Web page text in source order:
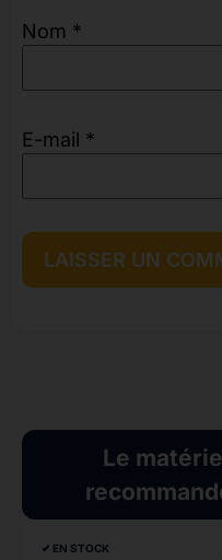
Nom *
E-mail *
Le
✔︎ EN STOCK